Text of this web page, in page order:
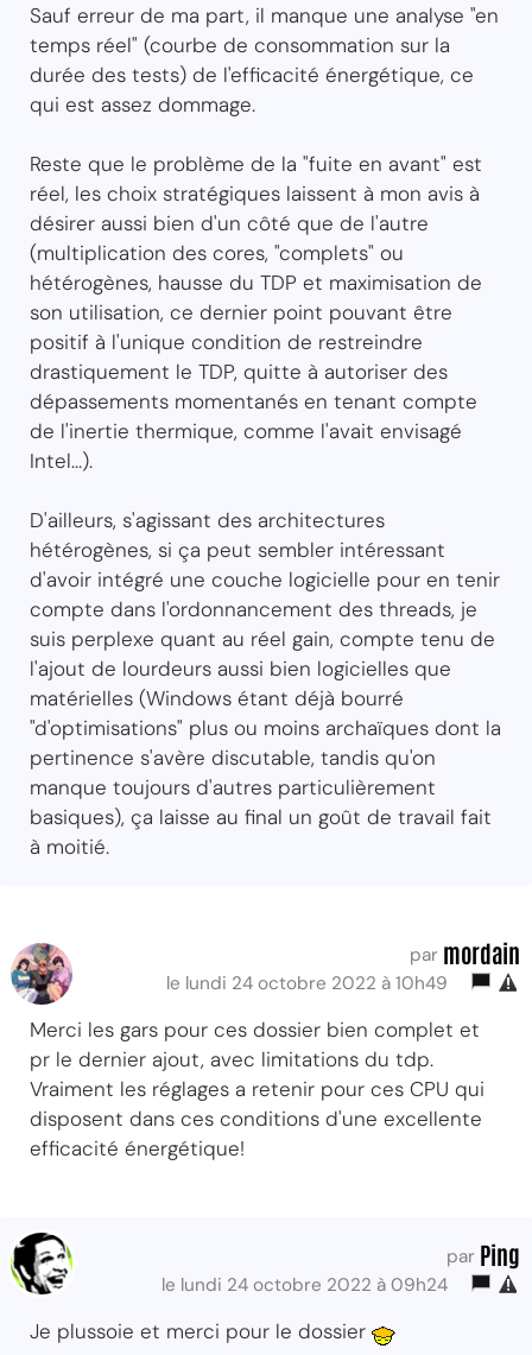
Sauf erreur de ma part, il manque une analyse "en
temps réel" (courbe de consommation sur la
durée des tests) de l'efficacité énergétique, ce
qui est assez dommage.
Reste que le problème de la "fuite en avant" est
réel, les choix stratégiques laissent à mon avis à
désirer aussi bien d'un côté que de l'autre
(multiplication des cores, "complets" ou
hétérogènes, hausse du TDP et maximisation de
son utilisation, ce dernier point pouvant être
positif à l'unique condition de restreindre
drastiquement le TDP, quitte à autoriser des
dépassements momentanés en tenant compte
de l'inertie thermique, comme l'avait envisagé
Intel...).
D'ailleurs, s'agissant des architectures
hétérogènes, si ça peut sembler intéressant
d'avoir intégré une couche logicielle pour en tenir
compte dans l'ordonnancement des threads, je
suis perplexe quant au réel gain, compte tenu de
l'ajout de lourdeurs aussi bien logicielles que
matérielles (Windows étant déjà bourré
"d'optimisations" plus ou moins archaïques dont la
pertinence s'avère discutable, tandis qu'on
manque toujours d'autres particulièrement
basiques), ça laisse au final un goût de travail fait
à moitié.
par mordain
le lundi 24 octobre 2022 à 10h49
Merci les gars pour ces dossier bien complet et
pr le dernier ajout, avec limitations du tdp.
Vraiment les réglages a retenir pour ces CPU qui
disposent dans ces conditions d'une excellente
efficacité énergétique!
par Ping
le lundi 24 octobre 2022 à 09h24
Je plussoie et merci pour le dossier